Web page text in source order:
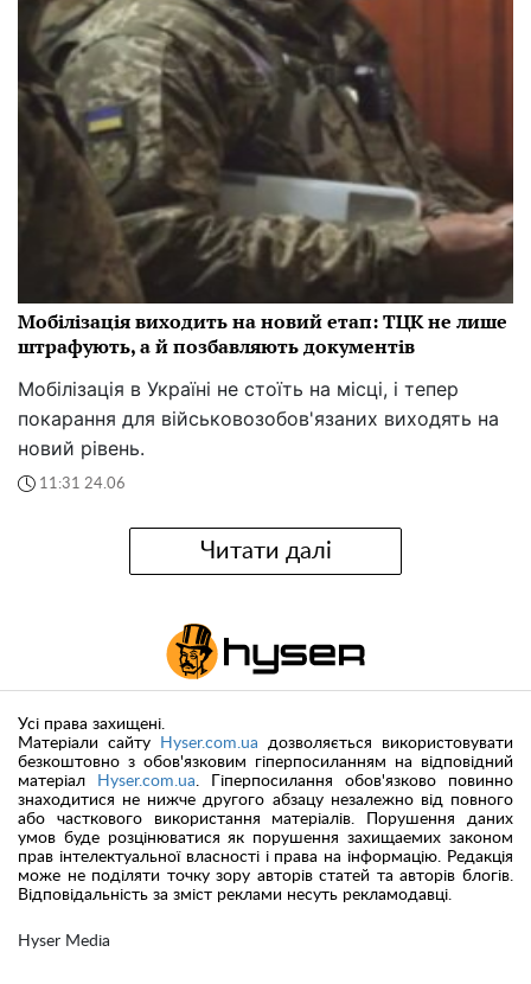
Мобілізація виходить на новий етап: ТЦК не лише
штрафують, а й позбавляють документів
Мобілізація в Україні не стоїть на місці, і тепер
покарання для військовозобов'язаних виходять на
новий рівень.
11:31 24.06
Читати далі
Hyser Media
Усі права захищені.
Матеріали сайту
Hyser.com.ua дозволяється використовувати
безкоштовно з обов'язковим гіперпосиланням на відповідний
матеріал
Hyser.com.ua. Гіперпосилання обов'язково повинно
знаходитися не нижче другого абзацу незалежно від повного
або часткового використання матеріалів. Порушення даних
умов буде розцінюватися як порушення захищаемих законом
прав інтелектуальної власності і права на інформацію. Редакція
може не поділяти точку зору авторів статей та авторів блогів.
Відповідальність за зміст реклами несуть рекламодавці.